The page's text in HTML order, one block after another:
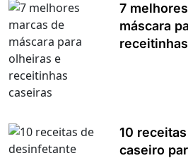
7
máscara
10
caseiro